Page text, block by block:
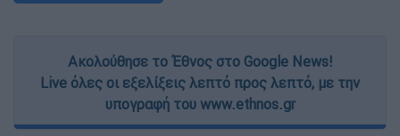
Ακολούθησε το Έθνος στο Google News!
Live όλες οι εξελίξεις λεπτό προς λεπτό, με την
υπογραφή του www.ethnos.gr